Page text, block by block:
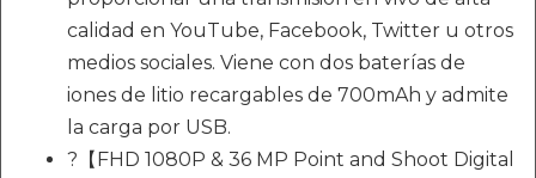
calidad en YouTube, Facebook, Twitter u otros
medios sociales. Viene con dos baterías de
iones de litio recargables de 700mAh y admite
la carga por USB.
?【FHD 1080P & 36 MP Point and Shoot Digital